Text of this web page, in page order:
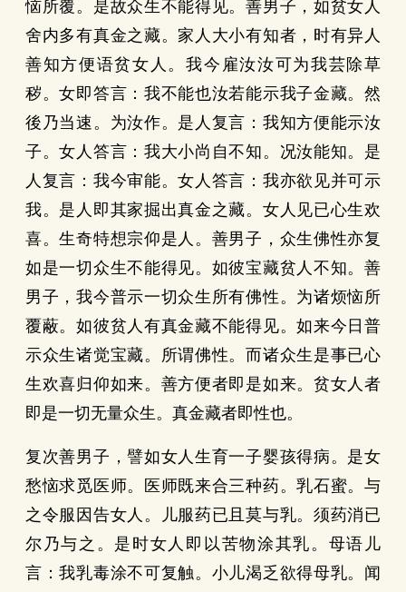
恼所覆。是故众生不能得见。善男子，如贫女人
舍内多有真金之藏。家人大小有知者，时有异人
善知方便语贫女人。我今雇汝汝可为我芸除草
秽。女即答言：我不能也汝若能示我子金藏。然
後乃当速。为汝作。是人复言：我知方便能示汝
子。女人答言：我大小尚自不知。况汝能知。是
人复言：我今审能。女人答言：我亦欲见并可示
我。是人即其家掘出真金之藏。女人见已心生欢
喜。生奇特想宗仰是人。善男子，众生佛性亦复
如是一切众生不能得见。如彼宝藏贫人不知。善
男子，我今普示一切众生所有佛性。为诸烦恼所
覆蔽。如彼贫人有真金藏不能得见。如来今日普
示众生诸觉宝藏。所谓佛性。而诸众生是事已心
生欢喜归仰如来。善方便者即是如来。贫女人者
即是一切无量众生。真金藏者即性也。
复次善男子，譬如女人生育一子婴孩得病。是女
愁恼求觅医师。医师既来合三种药。乳石蜜。与
之令服因告女人。儿服药已且莫与乳。须药消已
尔乃与之。是时女人即以苦物涂其乳。母语儿
言：我乳毒涂不可复触。小儿渴乏欲得母乳。闻